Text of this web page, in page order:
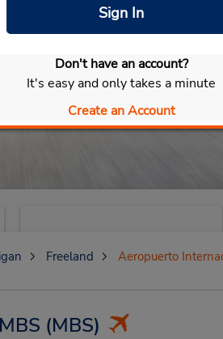
Seleccionar mi vehículo
Sign In
Don't have an account?
It's easy and only takes a minute
Create an Account
Freeland Aeropuerto
(MBS)